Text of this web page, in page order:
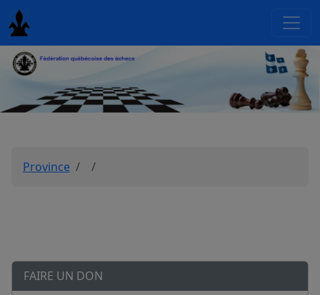
Province
FAIRE UN DON